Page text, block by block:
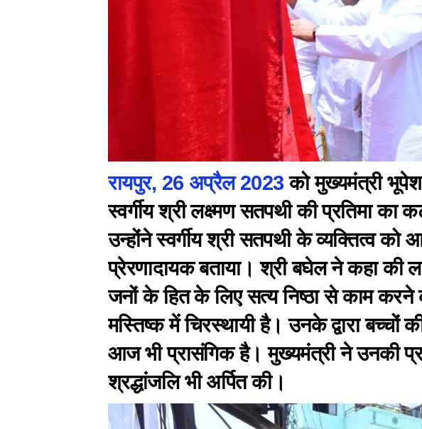
रायपुर, 26 अप्रैल 2023 को मुख्यमंत्री
स्वर्गीय श्री लक्ष्मण सतपथी की प्रतिमा का
उन्होंने स्वर्गीय श्री सतपथी के व्यक्तित्व को
प्रेरणादायक बताया। श्री बघेल ने कहा की
जनों के हित के लिए सत्य निष्ठा से काम करने
मस्तिष्क में चिरस्थायी है। उनके द्वारा बच्चों
आज भी प्रासंगिक है। मुख्यमंत्री ने उनकी
श्रद्धांजलि भी अर्पित की।